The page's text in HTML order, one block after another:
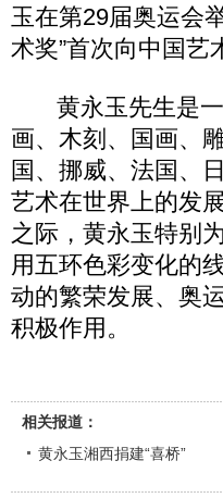
玉在第29届奥运会
术奖”首次向中国艺
黄永玉先生是一
画、木刻、国画、
国、挪威、法国、
艺术在世界上的发
之际，黄永玉特别
用五环色彩变化的
动的繁荣发展、奥
积极作用。
相关报道：
黄永玉湘西捐建“喜桥”